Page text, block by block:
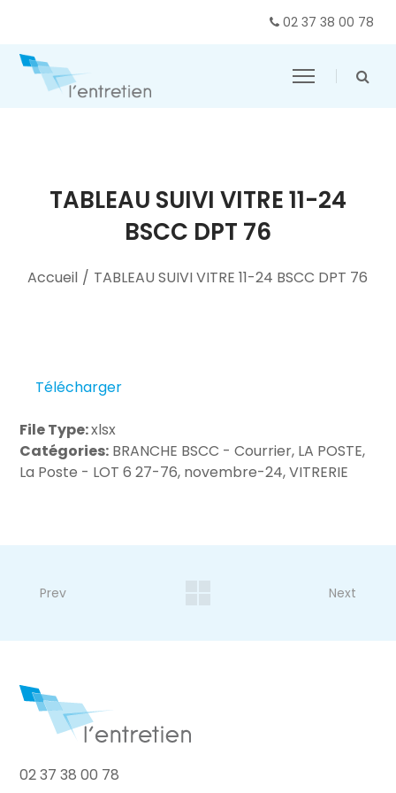
02 37 38 00 78
TABLEAU SUIVI VITRE 11-24
BSCC DPT 76
Accueil / TABLEAU SUIVI VITRE 11-24 BSCC DPT 76
Télécharger
File Type:xlsx
Catégories: BRANCHE BSCC - Courrier, LA POSTE,
La Poste - LOT 6 27-76, novembre-24, VITRERIE
Prev Next
02 37 38 00 78